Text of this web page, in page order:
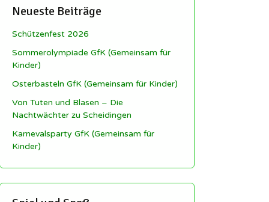
Neueste Beiträge
Schützenfest 2026
Sommerolympiade GfK (Gemeinsam für
Kinder)
Osterbasteln GfK (Gemeinsam für Kinder)
Von Tuten und Blasen – Die
Nachtwächter zu Scheidingen
Karnevalsparty GfK (Gemeinsam für
Kinder)